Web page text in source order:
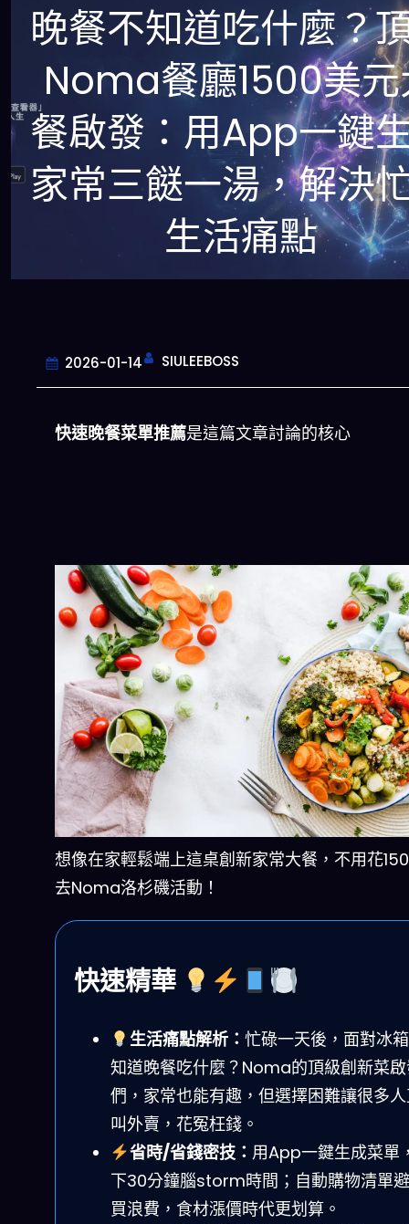
晚餐不知道吃什麼？
Noma餐廳1500美
餐啟發：用App一鍵
家常三餸一湯，解決
生活痛點
2026-01-14 SIULEEBOSS
快速晚餐菜單推薦是這篇文章討論的核心
想像在家輕鬆端上這桌創新家常大餐，不用花
去Noma洛杉磯活動！
快速精華
生活痛點解析： 忙碌一天後，面對冰
知道晚餐吃什麼？Noma的頂級創新菜
們，家常也能有趣，但選擇困難讓很多
叫外賣，花冤枉錢。
省時/省錢密技： 用App一鍵生成菜單
下30分鐘腦storm時間；自動購物清單
買浪費，食材漲價時代更划算。